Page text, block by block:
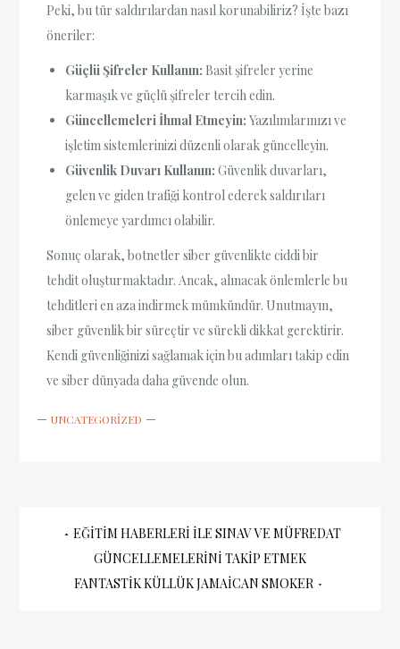
Peki, bu tür saldırılardan nasıl korunabiliriz? İşte bazı
öneriler:
Güçlü Şifreler Kullanın: Basit şifreler yerine
karmaşık ve güçlü şifreler tercih edin.
Güncellemeleri İhmal Etmeyin: Yazılımlarınızı ve
işletim sistemlerinizi düzenli olarak güncelleyin.
Güvenlik Duvarı Kullanın: Güvenlik duvarları,
gelen ve giden trafiği kontrol ederek saldırıları
önlemeye yardımcı olabilir.
Sonuç olarak, botnetler siber güvenlikte ciddi bir
tehdit oluşturmaktadır. Ancak, alınacak önlemlerle bu
tehditleri en aza indirmek mümkündür. Unutmayın,
siber güvenlik bir süreçtir ve sürekli dikkat gerektirir.
Kendi güvenliğinizi sağlamak için bu adımları takip edin
ve siber dünyada daha güvende olun.
UNCATEGORIZED
Yazı
gezinmesi
EĞITIM HABERLERI ILE SINAV VE MÜFREDAT
GÜNCELLEMELERINI TAKIP ETMEK
FANTASTIK KÜLLÜK JAMAICAN SMOKER